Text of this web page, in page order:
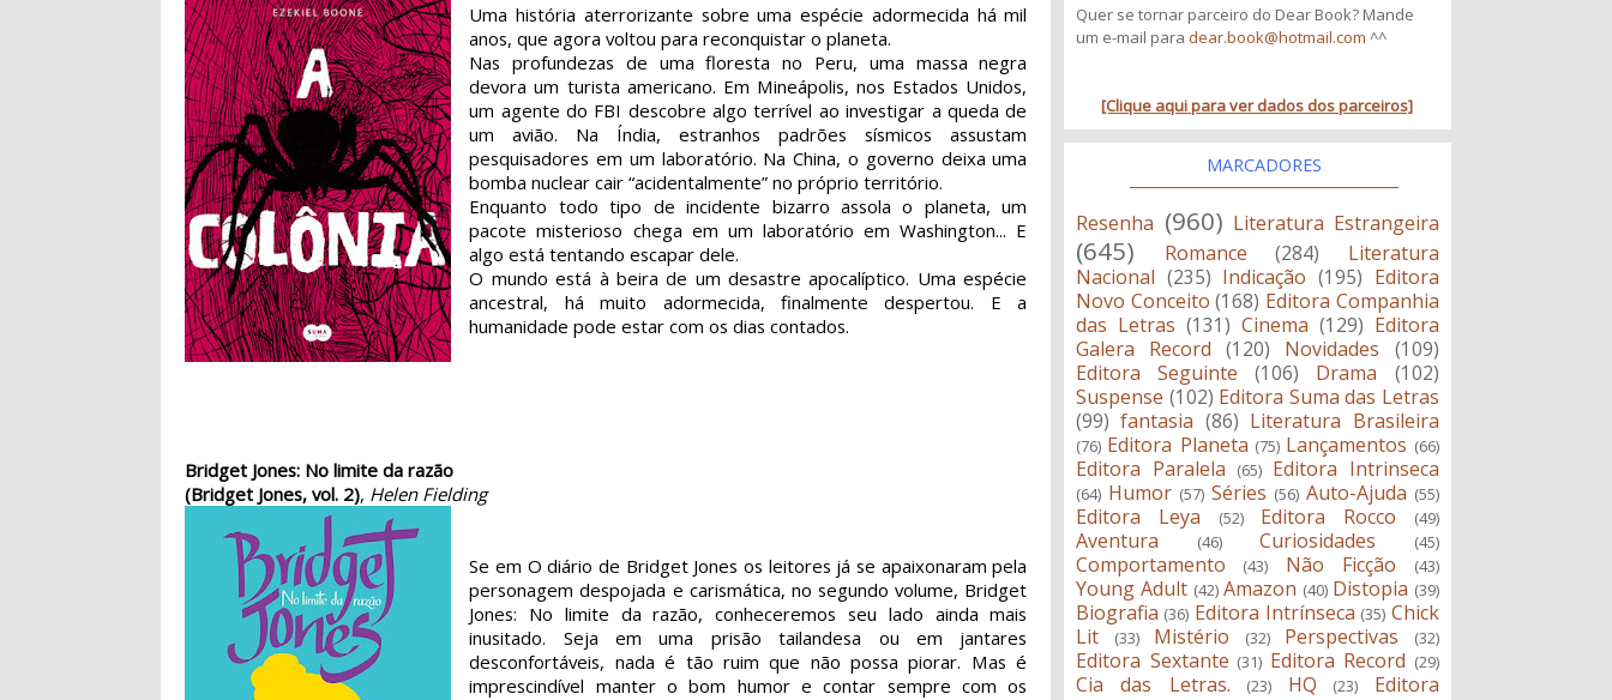
Uma história aterrorizante sobre uma espécie adormecida há mil
anos, que agora voltou para reconquistar o planeta.
Nas profundezas de uma floresta no Peru, uma massa negra
devora um turista americano. Em Mineápolis, nos Estados Unidos,
um agente do FBI descobre algo terrível ao investigar a queda de
um avião. Na Índia, estranhos padrões sísmicos assustam
pesquisadores em um laboratório. Na China, o governo deixa uma
bomba nuclear cair “acidentalmente” no próprio território.
Enquanto todo tipo de incidente bizarro assola o planeta, um
pacote misterioso chega em um laboratório em Washington... E
algo está tentando escapar dele.
O mundo está à beira de um desastre apocalíptico. Uma espécie
ancestral, há muito adormecida, finalmente despertou. E a
humanidade pode estar com os dias contados.
Bridget Jones: No limite da razão
(Bridget Jones, vol. 2), Helen Fielding
Se em O diário de Bridget Jones os leitores já se apaixonaram pela
personagem despojada e carismática, no segundo volume, Bridget
Jones: No limite da razão, conheceremos seu lado ainda mais
inusitado. Seja em uma prisão tailandesa ou em jantares
desconfortáveis, nada é tão ruim que não possa piorar. Mas é
imprescindível manter o bom humor e contar sempre com os
Quer se tornar parceiro do Dear Book? Mande
um e-mail para dear.book@hotmail.com ^^
[Clique aqui para ver dados dos parceiros]
MARCADORES
Resenha (960) Literatura Estrangeira
(645) Romance (284)
Literatura
Nacional (235) Indicação (195) Editora
Novo Conceito (168) Editora Companhia
das Letras (131) Cinema (129) Editora
Galera Record
(120) Novidades
(109)
Editora Seguinte
(106) Drama
(102)
Suspense (102) Editora Suma das Letras
(99) fantasia (86) Literatura Brasileira
(76) Editora Planeta (75) Lançamentos (66)
Editora Paralela (65) Editora Intrinseca
(64) Humor (57) Séries (56) Auto-Ajuda (55)
Editora Leya (52) Editora Rocco (49)
Aventura (46) Curiosidades (45)
Comportamento (43) Não Ficção (43)
Young Adult (42) Amazon (40) Distopia (39)
Biografia (36) Editora Intrínseca (35) Chick
Lit
(33) Mistério (32) Perspectivas (32)
Editora Sextante (31) Editora Record (29)
Cia das Letras. (23) HQ (23)
Editora